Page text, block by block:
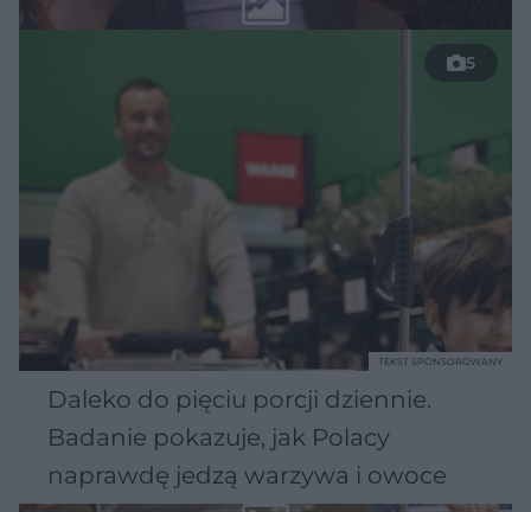
5
Daleko do pięciu porcji dziennie.
Badanie pokazuje, jak Polacy
naprawdę jedzą warzywa i owoce
TEKST SPONSOROWANY